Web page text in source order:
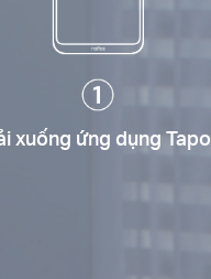
xuống ứng dụng Tapo